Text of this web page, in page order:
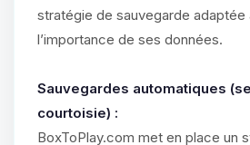
stratégie de sauvegarde adaptée
l’importance de ses données.
Sauvegardes automatiques
courtoisie) :
BoxToPlay.com met en place un